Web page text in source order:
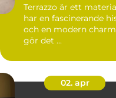
Terrazzo är ett
har en fascinerande
och en modern
gör det ...
02. apr